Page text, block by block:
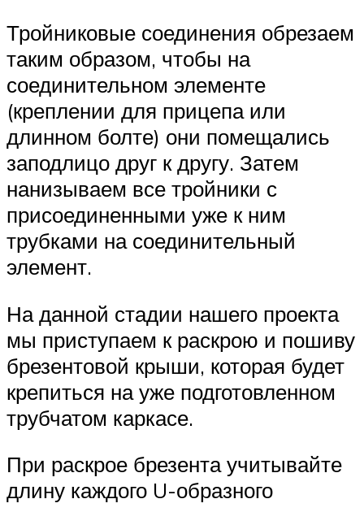
Тройниковые соединения обрезаем
таким образом, чтобы на
соединительном элементе
(креплении для прицепа или
длинном болте) они помещались
заподлицо друг к другу. Затем
нанизываем все тройники с
присоединенными уже к ним
трубками на соединительный
элемент.
На данной стадии нашего проекта
мы приступаем к раскрою и пошиву
брезентовой крыши, которая будет
крепиться на уже подготовленном
трубчатом каркасе.
При раскрое брезента учитывайте
длину каждого U-образного